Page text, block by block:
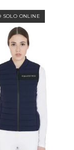
SOLO ONLINE